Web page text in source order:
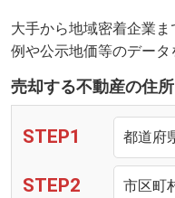
大手から地域密着企業ま
例や公示地価等のデータ
売却する不動産の住
STEP1
STEP2